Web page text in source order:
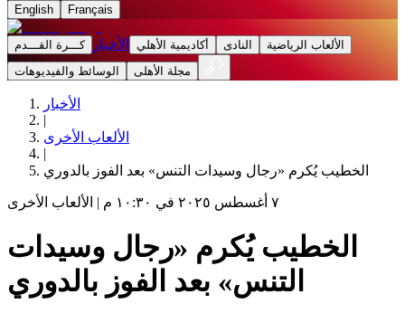
English Français
كـــرة القـــدم الأخبار أكاديمية الأهلي النادى
الألعاب الرياضية
الوسائط والفيديوهات
مجلة الأهلى
الأخبار
|
الألعاب الأخرى
|
الخطيب يُكرم «رجال وسيدات التنس» بعد الفوز بالدوري
٧ أغسطس ٢٠٢٥ في ١٠:٣٠ م | الألعاب الأخرى
الخطيب يُكرم «رجال وسيدات
التنس» بعد الفوز بالدوري